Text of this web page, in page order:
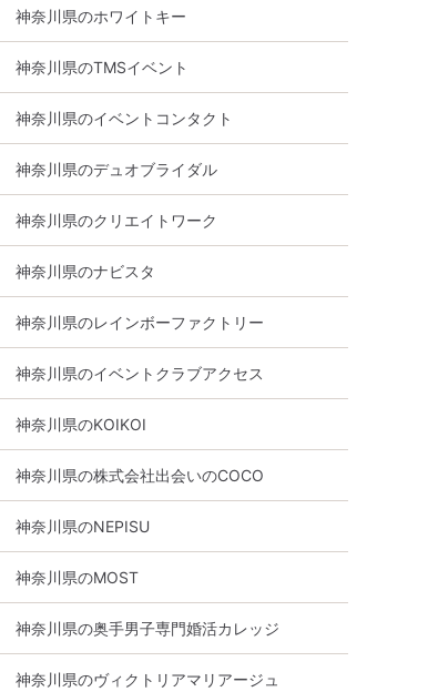
神奈川県のホワイトキー
神奈川県のTMSイベント
神奈川県のイベントコンタクト
神奈川県のデュオブライダル
神奈川県のクリエイトワーク
神奈川県のナビスタ
神奈川県のレインボーファクトリー
神奈川県のイベントクラブアクセス
神奈川県のKOIKOI
神奈川県の株式会社出会いのCOCO
神奈川県のNEPISU
神奈川県のMOST
神奈川県の奥手男子専門婚活カレッジ
神奈川県のヴィクトリアマリアージュ